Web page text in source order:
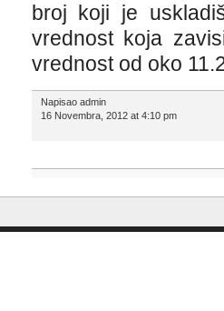
broj koji je
vrednost koja
vrednost od oko
Napisao admin
16 Novembra, 2012 at 4:10 pm